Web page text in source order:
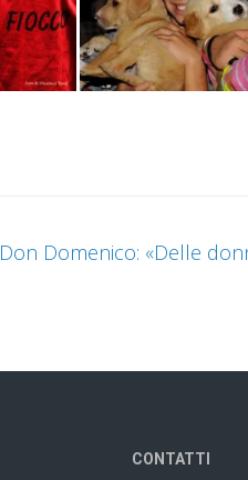
Don Domenico: «Delle
CONTATTI